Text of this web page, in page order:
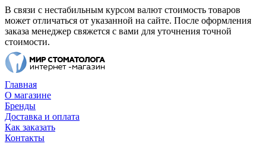
В связи с нестабильным курсом валют стоимость товаров
может отличаться от указанной на сайте. После оформления
заказа менеджер свяжется с вами для уточнения точной
стоимости.
Главная
О магазине
Бренды
Доставка и оплата
Как заказать
Контакты